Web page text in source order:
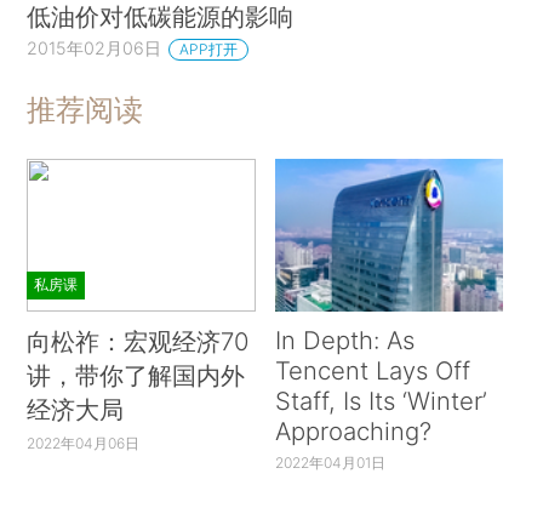
低油价对低碳能源的影响
2015年02月06日 APP打开
推荐阅读
私房课
向松祚：宏观经济70
讲，带你了解国内外
经济大局
2022年04月06日
In Depth: As
Tencent Lays Off
Staff, Is Its ‘Winter’
Approaching?
2022年04月01日